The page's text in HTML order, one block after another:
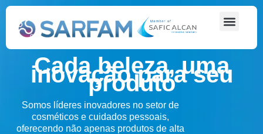
Cada beleza, uma
inovação para seu
produto
Somos líderes inovadores no setor de
cosméticos e cuidados pessoais,
oferecendo não apenas produtos de alta